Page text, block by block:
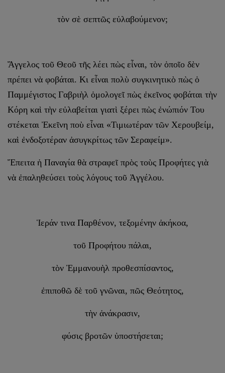
τὸν σὲ σεπτῶς εὐλαβούμενον;
Ἄγγελος τοῦ Θεοῦ τῆς λέει πὼς εἶναι, τὸν ὁποῖο δὲν
πρέπει νὰ φοβάται. Κι εἶναι πολὺ συγκινητικὸ πὼς ὁ
Παμμέγιστος Γαβριὴλ ὁμολογεῖ πὼς ἐκεῖνος φοβάται τὴν
Κόρη καὶ τὴν εὐλαβείται γιατὶ ξέρει πὼς ἐνώπιόν Του
στέκεται Ἐκεῖνη ποὺ εἶναι «Τιμιωτέραν τῶν Χερουβείμ,
καὶ ἐνδοξοτέραν ἀσυγκρίτως τῶν Σεραφείμ».
Ἔπειτα ἡ Παναγία θὰ στραφεῖ πρὸς τοὺς Προφήτες γιὰ
νὰ ἐπαληθεύσει τοὺς λόγους τοῦ Ἀγγέλου.
Ἱεράν τινα Παρθένον, τεξομένην ἀκήκοα,
τοῦ Προφήτου πάλαι,
τὸν Ἐμμανουὴλ προθεσπίσαντος,
ἐπιποθῶ δὲ τοῦ γνῶναι, πῶς Θεότητος,
τὴν ἀνάκρασιν,
φύσις βροτῶν ὑποστήσεται;